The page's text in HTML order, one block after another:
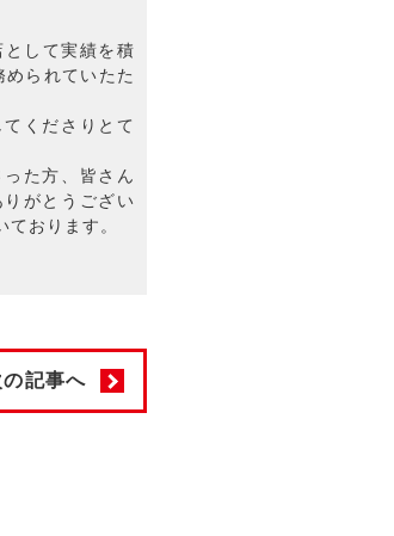
して実績を積
られていたた
くださりとて
た方、皆さん
がとうござい
おります。
の記事へ